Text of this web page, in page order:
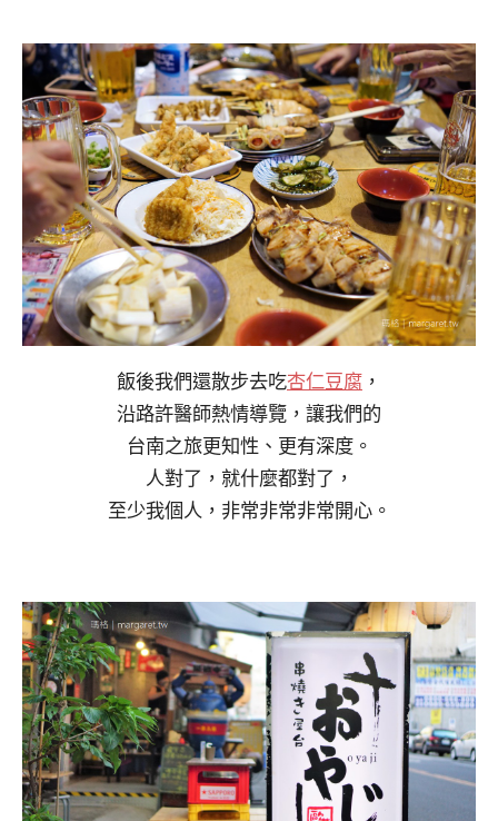
飯後我們還散步去吃杏仁豆腐 ，
沿路許醫師熱情導覽，讓我們的
台南之旅更知性、更有深度。
人對了，就什麼都對了，
至少我個人，非常非常非常開心。